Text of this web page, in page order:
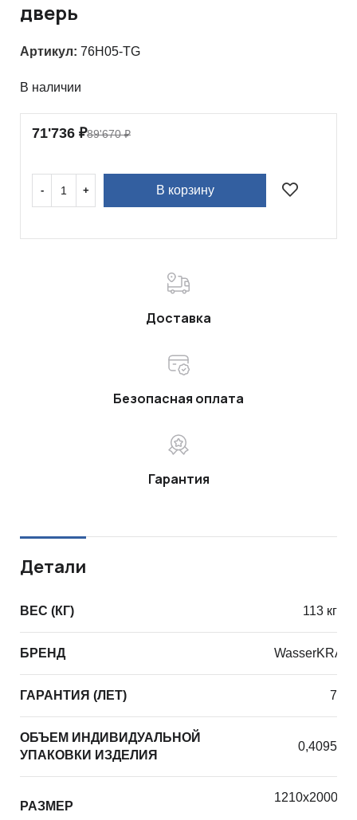
дверь
Артикул: 76H05-TG
В наличии
71'736 ₽89'670₽
В корзину
Доставка
Безопасная оплата
Гарантия
Детали
ВЕС (КГ) 113 кг
БРЕНД
ГАРАНТИЯ (ЛЕТ) 7
ОБЪЕМ ИНДИВИДУАЛЬНОЙ
УПАКОВКИ ИЗДЕЛИЯ
0,4095
РАЗМЕР